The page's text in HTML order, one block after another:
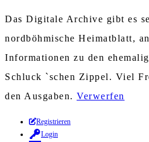
Das Digitale Archive gibt es
nordböhmische Heimatblatt,
Informationen zu den
Schluck `schen Zippel. Viel
den Ausgaben. Verwerfen
Zum
Inhalt
Registrieren
Login